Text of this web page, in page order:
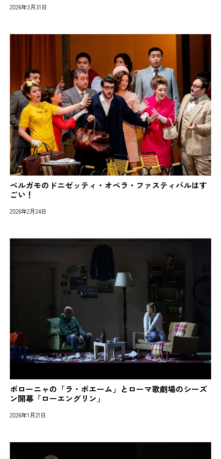
2026年3月31日
ベルガモのドニゼッティ・オペラ・ファスティバルはす
ごい！
2026年2月24日
ボローニャの「ラ・ボエーム」とローマ歌劇場のシーズ
ン開幕「ローエングリン」
2026年1月21日